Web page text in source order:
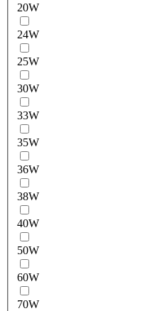
20W
24W
25W
30W
33W
35W
36W
38W
40W
50W
60W
70W